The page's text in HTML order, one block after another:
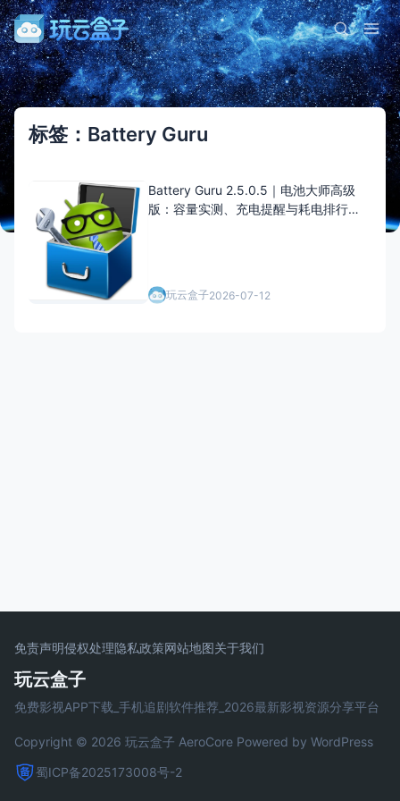
标签：Battery Guru
Battery Guru 2.5.0.5｜电池大师高级
版：容量实测、充电提醒与耗电排行一
玩云盒子2026-07-12
免责声明侵权处理隐私政策网站地图关于我们
玩云盒子
免费影视APP下载_手机追剧软件推荐_2026最新影视资源分享平台
Copyright © 2026 玩云盒子 AeroCore Powered by WordPress
蜀ICP备2025173008号-2